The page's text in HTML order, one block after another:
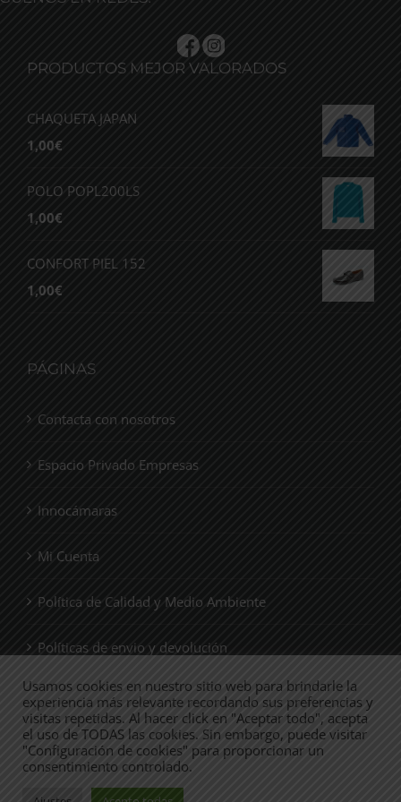
PRODUCTOS MEJOR VALORADOS
CHAQUETA JAPAN
1,00€
POLO POPL200LS
1,00€
CONFORT PIEL 152
1,00€
PÁGINAS
Contacta con nosotros
Espacio Privado Empresas
Innocámaras
Mi Cuenta
Política de Calidad y Medio Ambiente
Políticas de envio y devolución
Quienes Somos
Tienda
Usamos cookies en nuestro sitio web para brindarle la
experiencia más relevante recordando sus preferencias y
visitas repetidas. Al hacer click en "Aceptar todo", acepta
el uso de TODAS las cookies. Sin embargo, puede visitar
"Configuración de cookies" para proporcionar un
consentimiento controlado.